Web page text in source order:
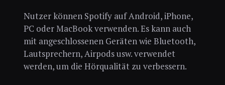
Nutzer können Spotify auf Android, iPhone,
PC oder MacBook verwenden. Es kann auch
mit angeschlossenen Geräten wie Bluetooth,
Lautsprechern, Airpods usw. verwendet
werden, um die Hörqualität zu verbessern.